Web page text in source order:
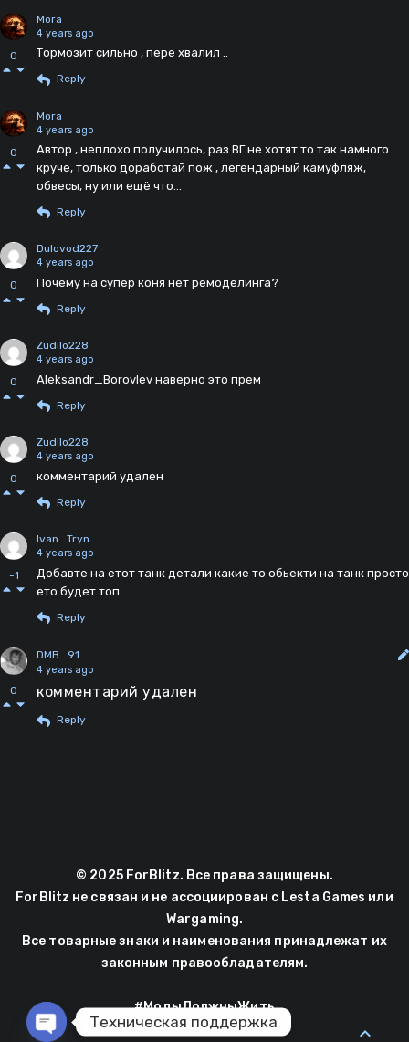
0
Mora
4 years ago
Тормозит сильно , пере хвалил ..
Reply
0
Mora
4 years ago
Автор , неплохо получилось, раз ВГ не хотят то так намного
круче, только доработай пож , легендарный камуфляж,
обвесы, ну или ещё что...
Reply
0
Dulovod227
4 years ago
Почему на супер коня нет ремоделинга?
Reply
0
Zudilo228
4 years ago
Aleksandr_Borovlev наверно это прем
Reply
0
Zudilo228
4 years ago
комментарий удален
Reply
-1
Ivan_Tryn
4 years ago
Добавте на етот танк детали какие то обьекти на танк просто
ето будет топ
Reply
0
DMB_91
4 years ago
комментарий удален
Reply
© 2025 ForBlitz. Все права защищены.
ForBlitz не связан и не ассоциирован с Lesta Games или
Wargaming.
Все товарные знаки и наименования принадлежат их
законным правообладателям.
#МодыДолжныЖить
expand_less
Техническая поддержка